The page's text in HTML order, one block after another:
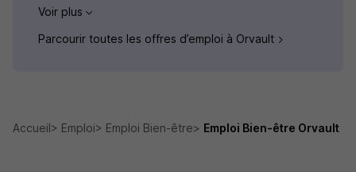
Voir plus
Parcourir toutes les offres d’emploi à Orvault
Accueil Emploi Emploi Bien-être Emploi Bien-être Orvault